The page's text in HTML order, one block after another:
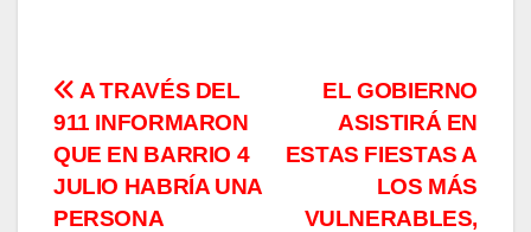
Navegación
de
entradas
EL GOBIERNO
ASISTIRÁ EN
ESTAS FIESTAS A
LOS MÁS
VULNERABLES,
A TRAVÉS DEL
911 INFORMARON
QUE EN BARRIO 4
JULIO HABRÍA UNA
PERSONA